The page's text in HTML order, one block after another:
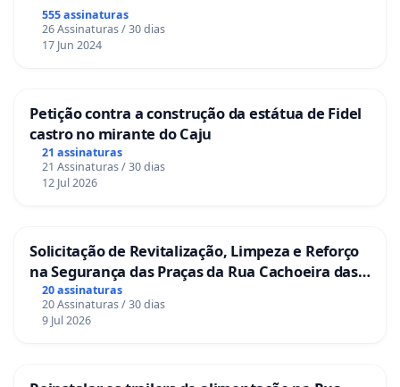
555 assinaturas
26 Assinaturas / 30 dias
17 Jun 2024
Petição contra a construção da estátua de Fidel
castro no mirante do Caju
21 assinaturas
21 Assinaturas / 30 dias
12 Jul 2026
Solicitação de Revitalização, Limpeza e Reforço
na Segurança das Praças da Rua Cachoeira das
Sete Ilhas
20 assinaturas
20 Assinaturas / 30 dias
9 Jul 2026